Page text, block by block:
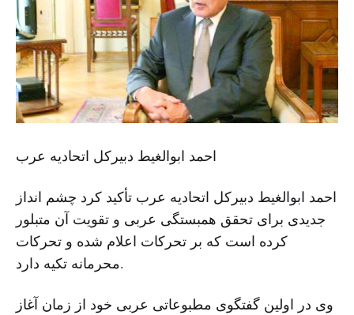
احمد ابوالغیط دبیرکل اتحادیه عرب
احمد ابوالغیط دبیرکل اتحادیه عرب تأکید کرد چشم انداز
جدیدی برای تحقق همبستگی عربی و تقویت آن متبلور
کرده است که بر تحرکات اعلام شده و تحرکات
محرمانه تکیه دارد.
وی در اولین گفتگوی مطبوعاتی عربی خود از زمان آغاز